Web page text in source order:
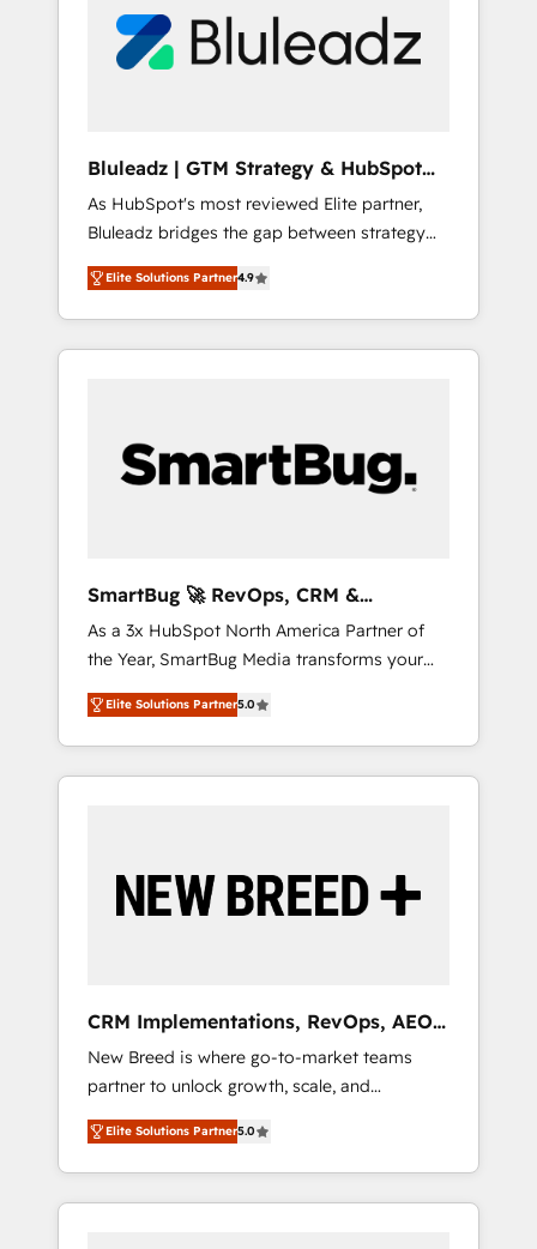
portal? We are built for the work.
部・グループ会社・部門が分立する組織で、デ
ータと業務プロセスのサイロ化を、CRMを軸と
ら、GTMの見える化・自動化まで。全Hub統合
運用、データ品質設計、グループ横断のCRM統
合に対応します。 2️⃣ AIエージェント組織構築
営業・マーケティング業務の一部をAIが自律実
行する組織への移行を設計・実装。Breeze・
Claude等をHubSpotと連携させ、役割定義・運
用ルール・成果指標まで含めて設計します。 3️⃣
PMOとして主導。「設定の代行ではなく、設計
の責任」を引き受け、部門横断の統合・浸透・
Hubで一体提供。 ▸ 既存CRM・MAからの移行
支援：Salesforce・Marketo・Pardot等からの
移行、カスタム設計、履歴データ移行と活用設
計まで。 ▸ AEO対応：ChatGPT・Perplexity等
のAI検索からの流入・引用を前提にコンテンツ
HubSpotアワード受賞・HUGリーダー ✓
AI活用に関するご相談、現状整理の壁打ちな
ど、構想段階からお気軽にお問い合わせくださ
Bluleadz | GTM Strategy & HubSpot
Implementation
As HubSpot's most reviewed Elite partner,
Bluleadz bridges the gap between strategy
and execution. We don't just "set up tools" —
we install the GTM Operating System (GTM
OS) to align your leadership and engineer a
portal that drives predictable revenue
and Story to stop "accelerating a mess." ⚙️
Elite Engineering & AI Scalable Architecture:
agents, and high-integrity migrations for total
reporting clarity. Security & Compliance: SOC
2 Type I and HIPAA attested for enterprise-
grade data security. 🏆 Why Bluleadz? GTM
OS Partner | 16+ Years Experience | 1,000+
Five-Star Reviews
Elite Solutions Partner4.9
SmartBug 🚀 RevOps, CRM &
Integration Experts
As a 3x HubSpot North America Partner of
the Year, SmartBug Media transforms your
customer lifecycle into a revenue engine. Our
unified ecosystem includes specialized
divisions Globalia (AI & Software) and Point
Success Media (Paid Media), making this the
by Globalia’s technical development team. -
19 HubSpot-certified trainers to drive
deployment of Breeze AI and custom agents
to automate growth. 🏆 Elite Excellence - 8
platform accreditations and deep HIPAA-
compliance expertise. - A team of 250+
experts dedicated to your resilient growth.
Elite Solutions Partner5.0
CRM Implementations, RevOps, AEO
+ Web, Demand Gen
New Breed is where go-to-market teams
partner to unlock growth, scale, and
transformation. We help companies activate
HubSpot’s AI-powered customer platform
and operationalize HubSpot’s Loop
Marketing framework through expert-led
Elite Solutions Partner5.0